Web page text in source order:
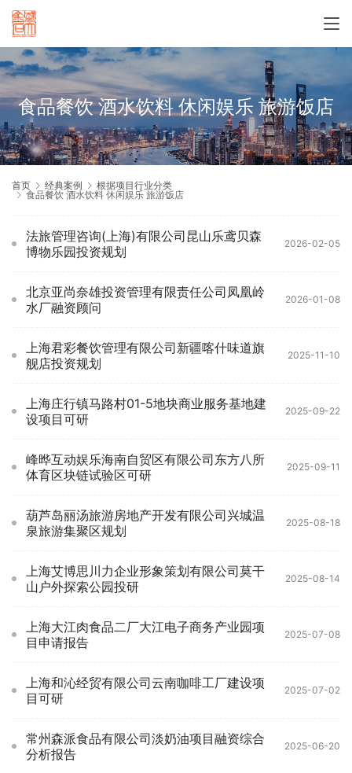
食品餐饮 酒水饮料 休闲娱乐 旅游饭店
首页 经典案例
根据项目行业分类
食品餐饮 酒水饮料 休闲娱乐 旅游饭店
法旅管理咨询(上海)有限公司昆山乐鸢贝森
博物乐园投资规划
2026-02-05
北京亚尚奈雄投资管理有限责任公司凤凰岭
水厂融资顾问
2026-01-08
上海君彩餐饮管理有限公司新疆喀什味道旗
舰店投资规划
2025-11-10
上海庄行镇马路村01-5地块商业服务基地建
设项目可研
2025-09-22
峰晔互动娱乐海南自贸区有限公司东方八所
体育区块链试验区可研
2025-09-11
葫芦岛丽汤旅游房地产开发有限公司兴城温
泉旅游集聚区规划
2025-08-18
上海艾博思川力企业形象策划有限公司莫干
山户外探索公园投研
2025-08-14
上海大江肉食品二厂大江电子商务产业园项
目申请报告
2025-07-08
上海和沁经贸有限公司云南咖啡工厂建设项
目可研
2025-07-02
常州森派食品有限公司淡奶油项目融资综合
分析报告
2025-06-20